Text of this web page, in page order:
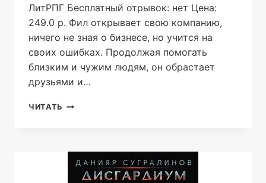
ЛитРПГ Бесплатный отрывок: нет Цена:
249.0 р. Фил открывает свою компанию,
ничего не зная о бизнесе, но учится на
своих ошибках. Продолжая помогать
близким и чужим людям, он обрастает
друзьями и…
ЧИТАТЬ LEVEL